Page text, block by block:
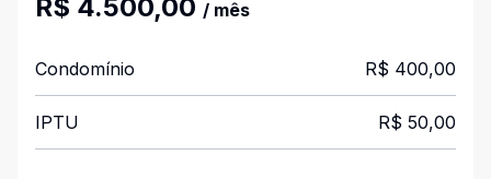
R$ 4.500,00 / mês
Condomínio R$ 400,00
IPTU R$ 50,00